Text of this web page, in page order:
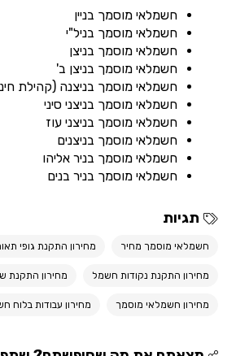
חשמלאי מוסמך בניין
חשמלאי מוסמך בניל"י
חשמלאי מוסמך בניצן
חשמלאי מוסמך בניצן ב'
חשמלאי מוסמך בניצנה (קהילת
חשמלאי מוסמך בניצני סיני
חשמלאי מוסמך בניצני עוז
חשמלאי מוסמך בניצנים
חשמלאי מוסמך בניר אליהו
חשמלאי מוסמך בניר בנים
תגיות
חשמלאי מוסמך מחיר מחירון התקנת גופי
מחירון התקנת נקודות חשמל מחירון התקנת
מחירון חשמלאי מוסמך מחירון עבודות בלוח